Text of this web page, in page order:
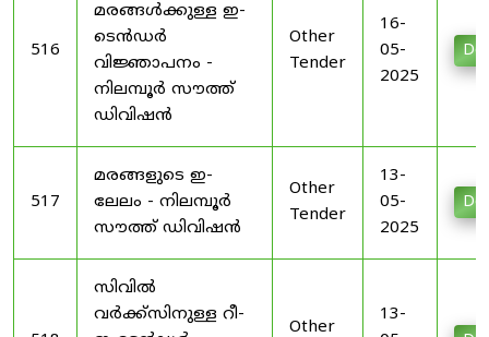
516
മരങ്ങൾക്കുള്ള ഇ-
ടെൻഡർ
വിജ്ഞാപനം -
നിലമ്പൂർ സൗത്ത്
ഡിവിഷൻ
Other
Tender
16-
05-
2025
517
മരങ്ങളുടെ ഇ-
ലേലം - നിലമ്പൂർ
സൗത്ത് ഡിവിഷൻ
Other
Tender
13-
05-
2025
സിവിൽ
വർക്ക്സിനുള്ള റീ-
Other
13-